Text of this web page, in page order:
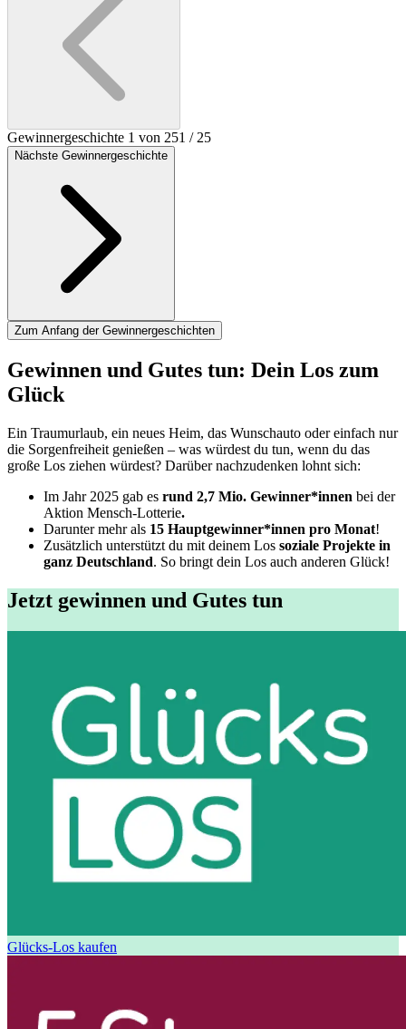
Gewinnergeschichte 1 von 251 / 25
Nächste Gewinnergeschichte
Zum Anfang der Gewinnergeschichten
Gewinnen und Gutes tun: Dein Los zum
Glück
Ein Traumurlaub, ein neues Heim, das Wunschauto oder einfach nur
die Sorgenfreiheit genießen – was würdest du tun, wenn du das
große Los ziehen würdest? Darüber nachzudenken lohnt sich:
Im Jahr 2025 gab es rund 2,7 Mio. Gewinner*innen bei der
Aktion Mensch-Lotterie.
Darunter mehr als 15 Hauptgewinner*innen pro Monat!
Zusätzlich unterstützt du mit deinem Los soziale Projekte in
ganz Deutschland. So bringt dein Los auch anderen Glück!
Jetzt gewinnen und Gutes tun
Glücks-Los kaufen